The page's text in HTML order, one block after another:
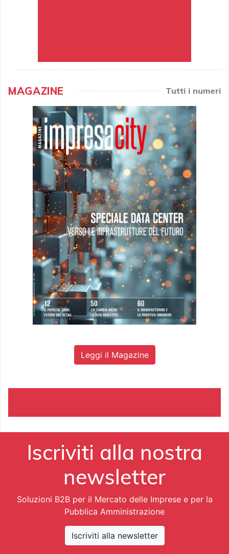
MAGAZINE Tutti i numeri
Leggi il Magazine
Iscriviti alla nostra
newsletter
Soluzioni B2B per il Mercato delle Imprese e per la
Pubblica Amministrazione
Iscriviti alla newsletter